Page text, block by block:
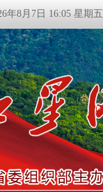
年8月7日 16:05 星期五